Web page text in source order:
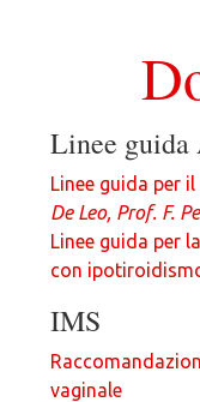
Linee guida
Linee guida per
De Leo, Prof. F.
Linee guida per
con
IMS
vaginale